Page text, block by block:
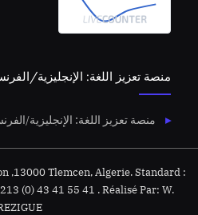
منصة تعزيز اللغة: الإنجليزية/
منصة تعزيز اللغة: الإنجليزية/
,13000 Tlemcen, Algerie. Standard :
(0) 43 41 55 41 . Réalisé Par: W.